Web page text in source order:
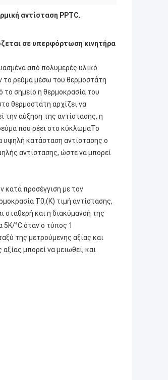
αντίσταση PPTC,
σε υπερφόρτωση κινητήρα
από πολυμερές υλικό
το ρεύμα μέσω του θερμοστάτη
το σημείο η θερμοκρασία του
θερμοστάτη αρχίζει να
την αύξηση της αντίστασης, η
που ρέει στο κύκλωμαΤο
υψηλή κατάσταση αντίστασης.ο
αντίστασης, ώστε να μπορεί
κατά προσέγγιση με τον
T0,(K) τιμή αντίστασης,
σταθερή και η διακύμανσή της
5K/°C.όταν ο τύπος 1
της μετρούμενης αξίας και
μπορεί να μειωθεί, και